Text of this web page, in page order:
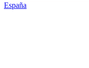
España